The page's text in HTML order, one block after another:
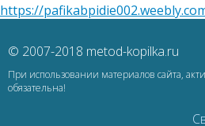
https://
© 2007-2018 metod-kopilka.ru
При использовании материалов сайта,
обязательна!